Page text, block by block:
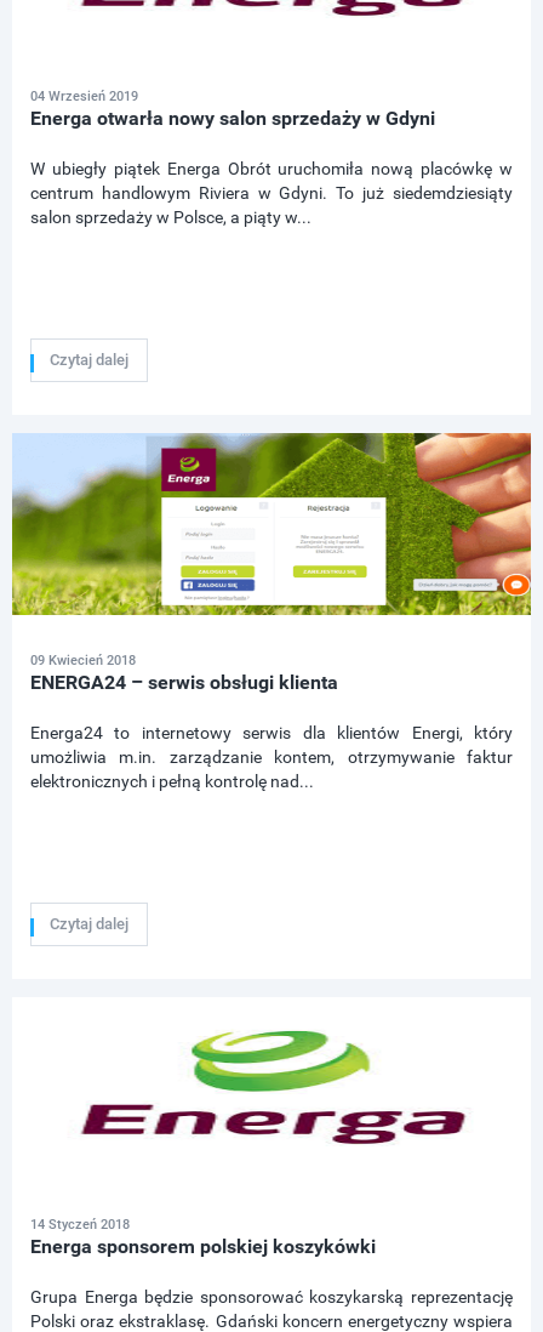
04 Wrzesień 2019
Energa otwarła nowy salon sprzedaży w Gdyni
W ubiegły piątek Energa Obrót uruchomiła nową placówkę w
centrum handlowym Riviera w Gdyni. To już siedemdziesiąty
salon sprzedaży w Polsce, a piąty w...
Czytaj dalej
09 Kwiecień 2018
ENERGA24 – serwis obsługi klienta
Energa24 to internetowy serwis dla klientów Energi, który
umożliwia m.in. zarządzanie kontem, otrzymywanie faktur
elektronicznych i pełną kontrolę nad...
Czytaj dalej
14 Styczeń 2018
Energa sponsorem polskiej koszykówki
Grupa Energa będzie sponsorować koszykarską reprezentację
Polski oraz ekstraklasę. Gdański koncern energetyczny wspiera